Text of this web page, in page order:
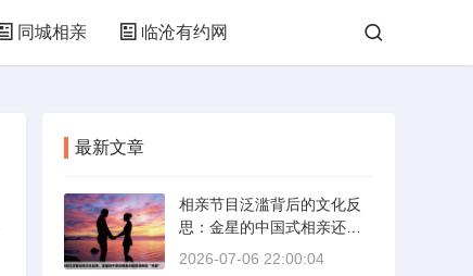
同城相亲 临沧有约网
最新文章
相亲节目泛滥背后的文化反
思：金星的中国式相亲还能
否保持其“完美”
2026-07-06 22:00:04